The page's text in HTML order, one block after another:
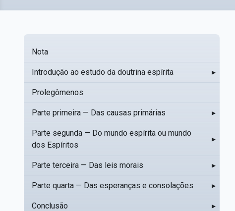
Nota
Introdução ao estudo da doutrina espírita ▸
Prolegômenos
Parte primeira — Das causas primárias ▸
Parte segunda — Do mundo espírita ou mundo
dos Espíritos
▸
Parte terceira — Das leis morais ▸
Parte quarta — Das esperanças e consolações ▸
Conclusão ▸